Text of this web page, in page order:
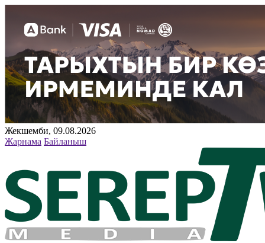
Жекшемби, 09.08.2026
Жарнама Байланыш